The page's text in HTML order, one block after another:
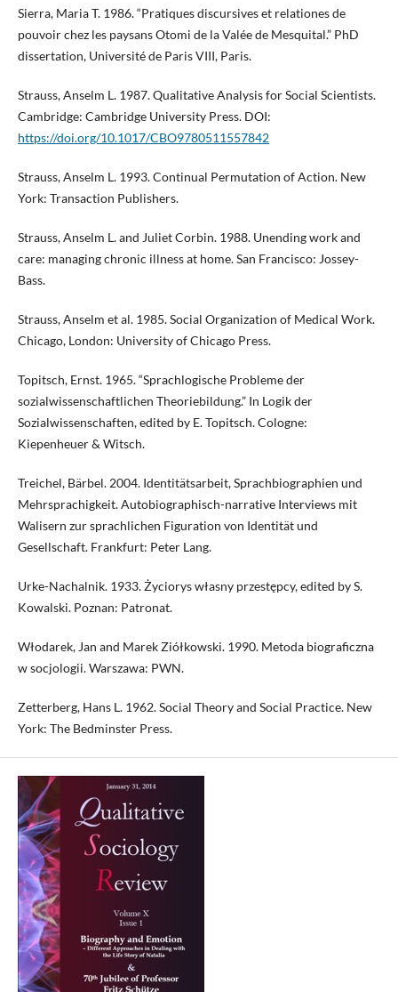
Sierra, Maria T. 1986. “Pratiques discursives et relationes de
pouvoir chez les paysans Otomi de la Valée de Mesquital.” PhD
dissertation, Université de Paris VIII, Paris.
Strauss, Anselm L. 1987. Qualitative Analysis for Social Scientists.
Cambridge: Cambridge University Press. DOI:
https://doi.org/10.1017/CBO9780511557842
Strauss, Anselm L. 1993. Continual Permutation of Action. New
York: Transaction Publishers.
Strauss, Anselm L. and Juliet Corbin. 1988. Unending work and
care: managing chronic illness at home. San Francisco: Jossey-
Bass.
Strauss, Anselm et al. 1985. Social Organization of Medical Work.
Chicago, London: University of Chicago Press.
Topitsch, Ernst. 1965. “Sprachlogische Probleme der
sozialwissenschaftlichen Theoriebildung.” In Logik der
Sozialwissenschaften, edited by E. Topitsch. Cologne:
Kiepenheuer & Witsch.
Treichel, Bärbel. 2004. Identitätsarbeit, Sprachbiographien und
Mehrsprachigkeit. Autobiographisch-narrative Interviews mit
Walisern zur sprachlichen Figuration von Identität und
Gesellschaft. Frankfurt: Peter Lang.
Urke-Nachalnik. 1933. Życiorys własny przestępcy, edited by S.
Kowalski. Poznan: Patronat.
Włodarek, Jan and Marek Ziółkowski. 1990. Metoda biograficzna
w socjologii. Warszawa: PWN.
Zetterberg, Hans L. 1962. Social Theory and Social Practice. New
York: The Bedminster Press.